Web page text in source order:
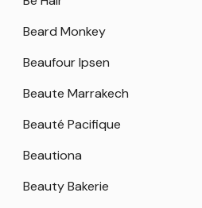
Beard Monkey
Beaufour Ipsen
Beaute Marrakech
Beauté Pacifique
Beautiona
Beauty Bakerie